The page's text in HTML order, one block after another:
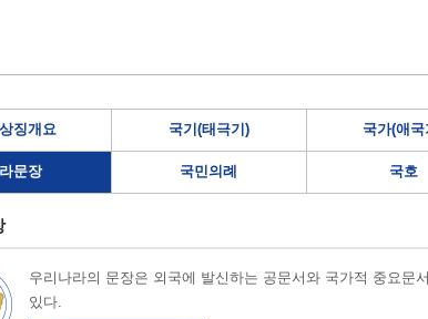
징개요 국기(태극기) 국가(애국
문장 국민의례 국호
우리나라의 문장은 외국에 발신하는 공문서와 국가적 중요문
있다.